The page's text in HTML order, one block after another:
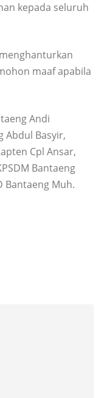
kepada seluruh
maaf apabila
Andi
Abdul Basyir,
Cpl Ansar,
Bantaeng
Bantaeng Muh.